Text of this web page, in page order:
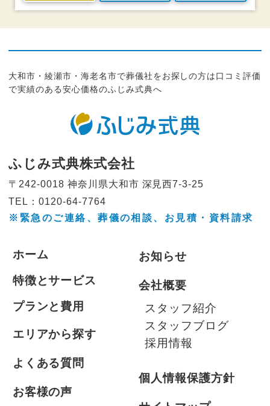
大和市・綾瀬市・海老名市で葬儀社をお探しの方は口コミ評価
で実績のある安心価格のふじみ式典へ
ふじみ式典株式会社
〒242-0018 神奈川県大和市 深見西7-3-25
TEL：0120-64-7764
※緊急のご連絡、葬儀の相談、 お見積・資料請求
ホーム
特徴とサービス
プランと費用
エリアから探す
よくある質問
お客様の声
お知らせ
会社概要
スタッフ紹介
スタッフブログ
採用情報
個人情報保護方針